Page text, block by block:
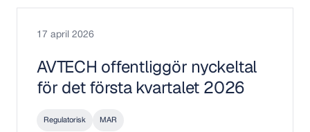
17 april 2026
AVTECH offentliggör nyckeltal
för det första kvartalet 2026
Regulatorisk MAR